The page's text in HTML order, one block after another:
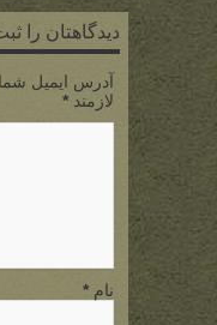
دیدگاهتان را
آدرس ایمیل
لازمند *
نام *